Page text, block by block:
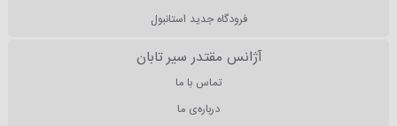
فرودگاه جدید استانبول
آژانس مقتدر سیر تابان
تماس با ما
درباره‌ی ما